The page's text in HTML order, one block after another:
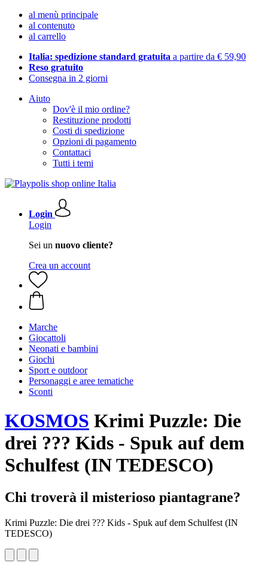
al menù principale
al contenuto
al carrello
Italia: spedizione standard gratuita a partire da € 59,90
Reso gratuito
Consegna in 2 giorni
Aiuto
Dov'è il mio ordine?
Restituzione prodotti
Costi di spedizione
Opzioni di pagamento
Contattaci
Tutti i temi
Login
Login
Sei un nuovo cliente?
Crea un account
Marche
Giocattoli
Neonati e bambini
Giochi
Sport e outdoor
Personaggi e aree tematiche
Sconti
KOSMOS Krimi Puzzle: Die
drei ??? Kids - Spuk auf dem
Schulfest (IN TEDESCO)
Chi troverà il misterioso piantagrane?
Krimi Puzzle: Die drei ??? Kids - Spuk auf dem Schulfest (IN
TEDESCO)